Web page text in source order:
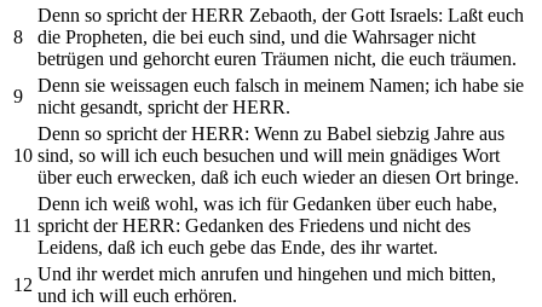
8
Denn so spricht der HERR Zebaoth, der Gott Israels: Laßt euch
die Propheten, die bei euch sind, und die Wahrsager nicht
betrügen und gehorcht euren Träumen nicht, die euch träumen.
9
Denn sie weissagen euch falsch in meinem Namen; ich habe sie
nicht gesandt, spricht der HERR.
10
Denn so spricht der HERR: Wenn zu Babel siebzig Jahre aus
sind, so will ich euch besuchen und will mein gnädiges Wort
über euch erwecken, daß ich euch wieder an diesen Ort bringe.
11
Denn ich weiß wohl, was ich für Gedanken über euch habe,
spricht der HERR: Gedanken des Friedens und nicht des
Leidens, daß ich euch gebe das Ende, des ihr wartet.
12
Und ihr werdet mich anrufen und hingehen und mich bitten,
und ich will euch erhören.